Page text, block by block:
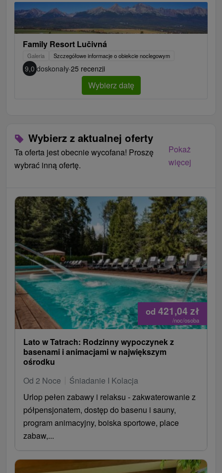
Family Resort Lučivná
Galeria Szczegółowe informacje o obiekcie noclegowym
9,0 doskonały·25 recenzji
Wybierz datę
Wybierz z aktualnej oferty
Ta oferta jest obecnie wycofana! Proszę
wybrać inną ofertę.
Pokaż
więcej
od 421,04 zł
/noc/osoba
Lato w Tatrach: Rodzinny wypoczynek z
basenami i animacjami w największym
ośrodku
Od 2 Noce
Śniadanie I Kolacja
Urlop pełen zabawy i relaksu - zakwaterowanie z
półpensjonatem, dostęp do basenu i sauny,
program animacyjny, boiska sportowe, place
zabaw,...